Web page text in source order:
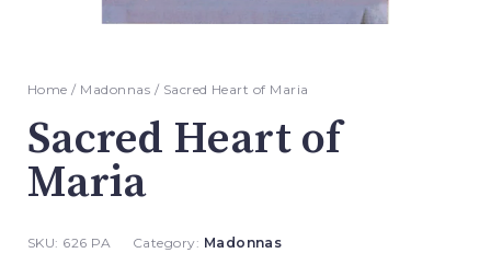
Home / Madonnas / Sacred Heart of Maria
Sacred Heart of
Maria
SKU: 626 PA Category: Madonnas